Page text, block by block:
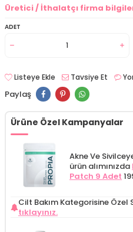
Üretici / İthalatçı firma
ADET
Listeye Ekle Tavsiye Et
Paylaş
Ürüne Özel Kampanyalar
Akne Ve
ürün alımınızda
Patch 9 Adet
Cilt Bakım Kategorisine Özel
tıklayınız.